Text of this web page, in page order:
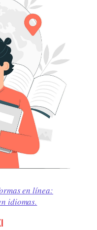
en línea:
idiomas.